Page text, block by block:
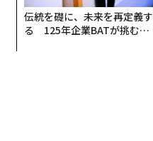
伝統を礎に、未来を再定義す
る 125年企業BATが挑むス